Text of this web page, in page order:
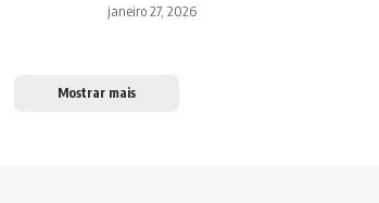
janeiro 27, 2026
Mostrar mais